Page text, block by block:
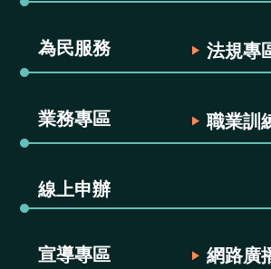
為民服務 法規專
業務專區 職業訓
線上申辦
宣導專區 網路廣